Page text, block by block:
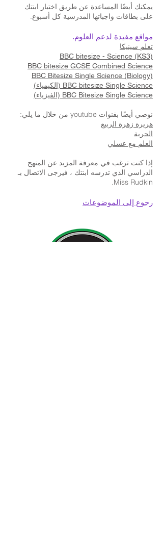
يمكنك أيضًا المساعدة عن طريق اختبار ابنتك
على بطاقات واجباتها المدرسية كل أسبوع.
مواقع مفيدة لدعم العلوم.
تعلم سينيكا
BBC bitesize - Science (KS3)
BBC bitesize GCSE Combined Science
BBC Bitesize Single Science (Biology)
BBC bitesize Single Science (الكيمياء)
BBC Bitesize Single Science (الفيزياء)
نوصي أيضًا بقنوات youtube من خلال ما يلي:
هريرة زهرة الربيع
الحرية
العلم مع عسلي
إذا كنت ترغب في معرفة المزيد عن المنهج
الدراسي الذي تدرسه ابنتك ، فيرجى الاتصال بـ
Miss Rudkin.
رجوع إلى الموضوعات